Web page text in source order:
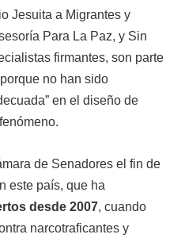
Jesuita a Migrantes y
Para La Paz, y Sin
firmantes, son parte
no han sido
en el diseño de
de Senadores el fin de
este país, que ha
desde 2007, cuando
narcotraficantes y